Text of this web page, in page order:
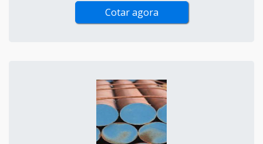
Cotar agora